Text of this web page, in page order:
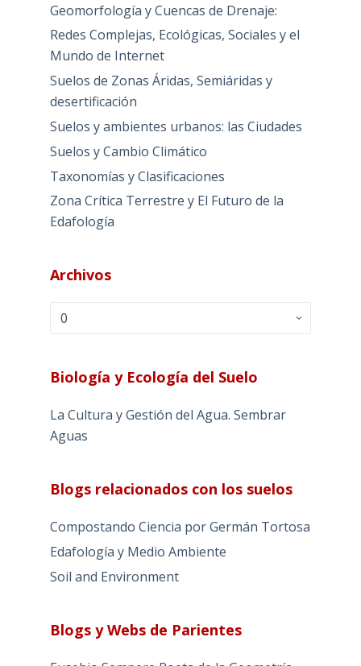
Geomorfología y Cuencas de Drenaje:
Redes Complejas, Ecológicas, Sociales y el
Mundo de Internet
Suelos de Zonas Áridas, Semiáridas y
desertificación
Suelos y ambientes urbanos: las Ciudades
Suelos y Cambio Climático
Taxonomías y Clasificaciones
Zona Crítica Terrestre y El Futuro de la
Edafología
Archivos
Archivos
Biología y Ecología del Suelo
La Cultura y Gestión del Agua. Sembrar
Aguas
Blogs relacionados con los suelos
Compostando Ciencia por Germán Tortosa
Edafología y Medio Ambiente
Soil and Environment
Blogs y Webs de Parientes